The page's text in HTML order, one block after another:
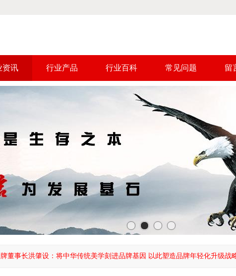
资讯 行业产品 行业百科 常见问题 留
董事长洪肇设：将中华传统美学刻进品牌基因 以此塑造品牌年轻化升级战